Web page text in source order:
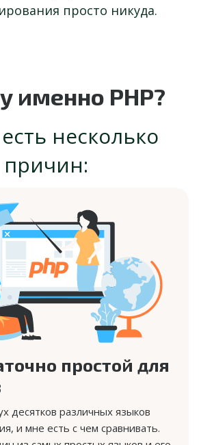
просто никуда.
именно PHP?
несколько
причин:
простой для
десятков различных языков
и мне есть с чем сравнивать.